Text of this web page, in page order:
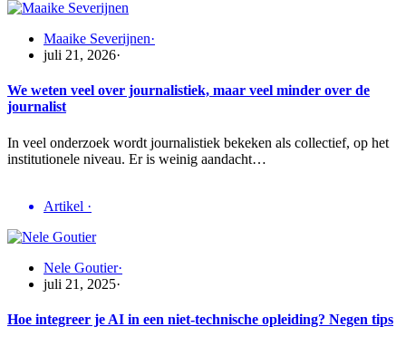
Maaike Severijnen·
juli 21, 2026·
We weten veel over journalistiek, maar veel minder over de
journalist
In veel onderzoek wordt journalistiek bekeken als collectief, op het
institutionele niveau. Er is weinig aandacht…
Artikel ·
Nele Goutier·
juli 21, 2025·
Hoe integreer je AI in een niet-technische opleiding? Negen tips